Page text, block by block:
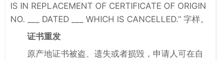
IS IN REPLACEMENT OF CERTIFICATE OF ORIGIN
NO. ___ DATED ___ WHICH IS CANCELLED.” 字样。
证书重发
原产地证书被盗、遗失或者损毁，申请人可在自